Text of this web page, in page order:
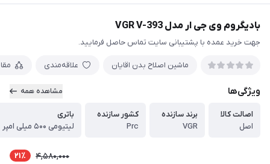
بادیگروم وی جی ار مدل VGR V-393
جهت خرید عمده با پشتیبانی سایت تماس حاصل فرمایید.
ماشین اصلاح بدن اقایان علاقه‌مندی
ویژگی‌ها مشاهده همه
اصالت کالا
اصل
برند سازنده
VGR
کشور سازنده
Prc
باتری
لیتیومی ۵۰۰ میلی امپر
4,580,000 21٪